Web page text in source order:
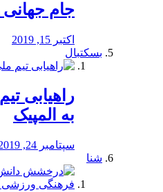
جام جهانی
اکتبر 15, 2019
بسکتبال
راهیابی
به المپیک
سپتامبر 24, 2019
شنا